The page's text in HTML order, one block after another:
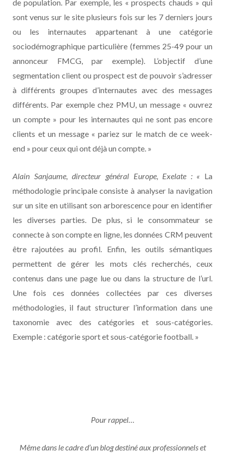
de population. Par exemple, les « prospects chauds » qui
sont venus sur le site plusieurs fois sur les 7 derniers jours
ou les internautes appartenant à une catégorie
sociodémographique particulière (femmes 25-49 pour un
annonceur FMCG, par exemple). L’objectif d’une
segmentation client ou prospect est de pouvoir s’adresser
à différents groupes d’internautes avec des messages
différents. Par exemple chez PMU, un message « ouvrez
un compte » pour les internautes qui ne sont pas encore
clients et un message « pariez sur le match de ce week-
end » pour ceux qui ont déjà un compte. »
Alain Sanjaume,directeur général Europe, Exelate : « La
méthodologie principale consiste à analyser la navigation
sur un site en utilisant son arborescence pour en identifier
les diverses parties. De plus, si le consommateur se
connecte à son compte en ligne, les données CRM peuvent
être rajoutées au profil. Enfin, les outils sémantiques
permettent de gérer les mots clés recherchés, ceux
contenus dans une page lue ou dans la structure de l’url.
Une fois ces données collectées par ces diverses
méthodologies, il faut structurer l’information dans une
taxonomie avec des catégories et sous-catégories.
Exemple : catégorie sport et sous-catégorie football. »
Pour rappel…
Même dans le cadre d’un blog destiné aux professionnels et